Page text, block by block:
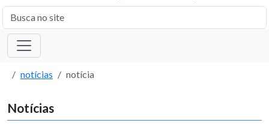
notícias notícia
Notícias